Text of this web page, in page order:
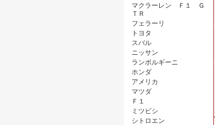
マクラーレン Ｆ１ Ｇ
ＴＲ
フェラーリ
トヨタ
スバル
ニッサン
ランボルギーニ
ホンダ
アメリカ
マツダ
Ｆ１
ミツビシ
シトロエン